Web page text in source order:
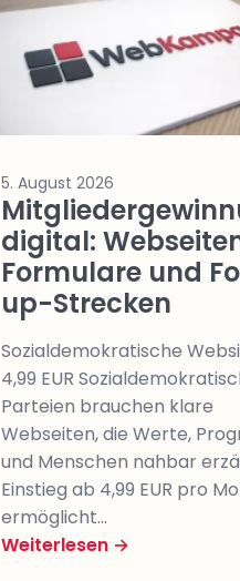
erreichen
Wahlkampf auf Facebook
Reichweite & Community über
5. August 2026
digital:
Formulare und
up-Strecken
Sozialdemokratische
4,99 EUR
Parteien brauchen klare
Webseiten, die Werte,
und Menschen nahbar
Einstieg ab 4,99 EUR pro
ermöglicht…
Weiterlesen →